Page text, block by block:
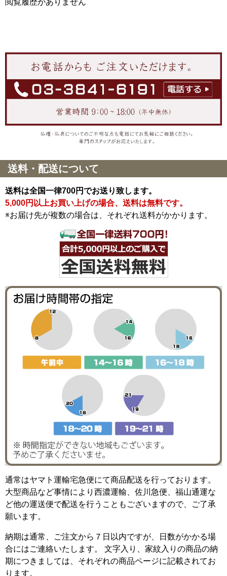
閲覧履歴がありません
送料・配送について
送料は全国一律700円でお送り致します。
5,000円以上お買い上げの場合、送料は無料です。
※お届け先が複数の場合は、それぞれ送料がかかります。
通常はヤマト運輸宅急便にて商品配送を行っております。
大型商品など事情により西濃運輸、佐川急便、福山通運な
ど他の運送便で配送を行うこともございますので、ご了承
願います。
納期は通常、ご注文から７日以内ですが、日数がかかる場
合にはご連絡いたします。 文字入り、家紋入りの商品の納
期につきましては、それぞれの商品ページに記載されてお
ります。